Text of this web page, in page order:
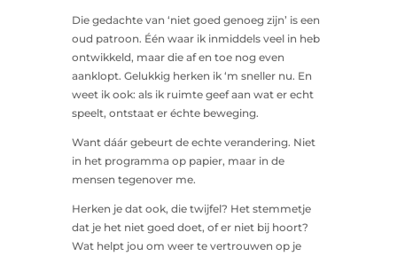
Die gedachte van ‘niet goed genoeg zijn’ is een
oud patroon. Één waar ik inmiddels veel in heb
ontwikkeld, maar die af en toe nog even
aanklopt. Gelukkig herken ik ‘m sneller nu. En
weet ik ook: als ik ruimte geef aan wat er echt
speelt, ontstaat er échte beweging.
Want dáár gebeurt de echte verandering. Niet
in het programma op papier, maar in de
mensen tegenover me.
Herken je dat ook, die twijfel? Het stemmetje
dat je het niet goed doet, of er niet bij hoort?
Wat helpt jou om weer te vertrouwen op je